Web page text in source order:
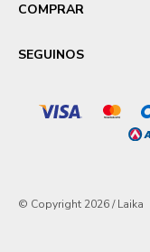
COMPRAR
SEGUINOS
© Copyright 2026 / Laika